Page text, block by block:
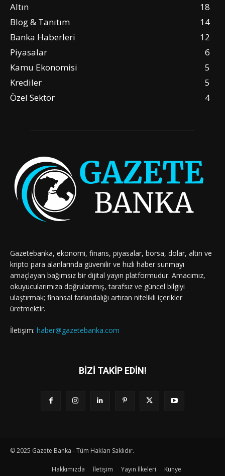
Altın
18
Blog & Tanıtım
14
Banka Haberleri
12
Piyasalar
6
Kamu Ekonomisi
5
Krediler
5
Özel Sektör
4
Gazetebanka, ekonomi, finans, piyasalar, borsa, dolar, altın ve
kripto para alanlarında güvenilir ve hızlı haber sunmayı
amaçlayan bağımsız bir dijital yayın platformudur. Amacımız,
okuyucularımıza doğrulanmış, tarafsız ve güncel bilgiyi
ulaştırmak; finansal farkındalığı artıran nitelikli içerikler
üretmektir.
İletişim: haber@gazetebanka.com
BİZİ TAKİP EDİN!
© 2025 Gazete Banka - Tüm Hakları Saklıdır.
Hakkımızda İletişim Yayın İlkeleri Künye